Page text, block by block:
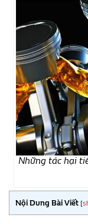
Những tác hại
Nội Dung Bài Viết [